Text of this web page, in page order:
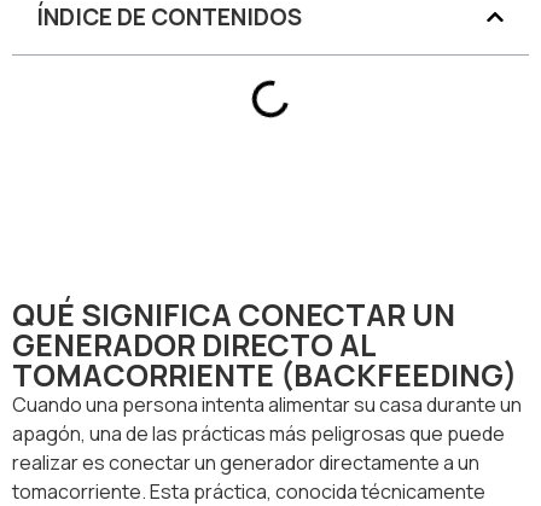
ÍNDICE DE CONTENIDOS
QUÉ SIGNIFICA CONECTAR UN
GENERADOR DIRECTO AL
TOMACORRIENTE (BACKFEEDING)
Cuando una persona intenta alimentar su casa durante un
apagón, una de las prácticas más peligrosas que puede
realizar es conectar un generador directamente a un
tomacorriente. Esta práctica, conocida técnicamente